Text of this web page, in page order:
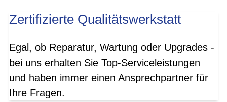
Zertifizierte Qualitätswerkstatt
Egal, ob Reparatur, Wartung oder Upgrades -
bei uns erhalten Sie Top-Serviceleistungen
und haben immer einen Ansprechpartner für
Ihre Fragen.